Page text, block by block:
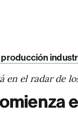
en el radar de